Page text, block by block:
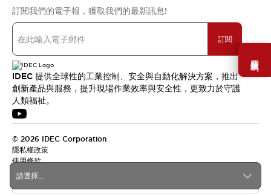
需要幫助嗎？
請選擇...
訂閱我們的電子報，獲取我們的最新訊息!
訂閱
IDEC 提供全球性的工業控制、安全與自動化解決方案，推出
創新產品與服務，提升現場作業效率與安全性，更致力於守護
人類福祉。
© 2026 IDEC Corporation
隱私權政策
使用條款
台灣